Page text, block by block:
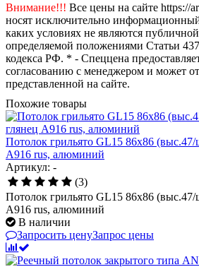
Внимание!!! Все цены на сайте https://
носят исключительно
каких условиях не являются
определяемой положениями Статьи
кодекса РФ. * - Спеццена
согласованию с менеджером и может
представленной на сайте.
Похожие товары
Потолок грильято GL15 86х86
А916 rus, алюминий
Артикул: -
(3)
Потолок грильято GL15 86х86
А916 rus, алюминий
В наличии
Запросить ценуЗапрос цены